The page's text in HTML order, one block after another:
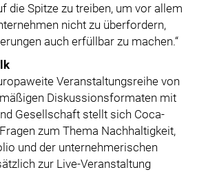
die Spitze zu treiben, um vor allem
nicht zu überfordern,
auch erfüllbar zu machen.“
Veranstaltungsreihe von
Diskussionsformaten mit
Gesellschaft stellt sich Coca-
zum Thema Nachhaltigkeit,
und der unternehmerischen
zur Live-Veranstaltung